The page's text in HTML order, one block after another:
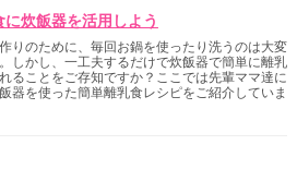
に炊飯器を活用しよう
りのために、毎回お鍋を使ったり洗うのは大変
しかし、一工夫するだけで炊飯器で簡単に離乳
ることをご存知ですか？ここでは先輩ママ達に
器を使った簡単離乳食レシピをご紹介していま